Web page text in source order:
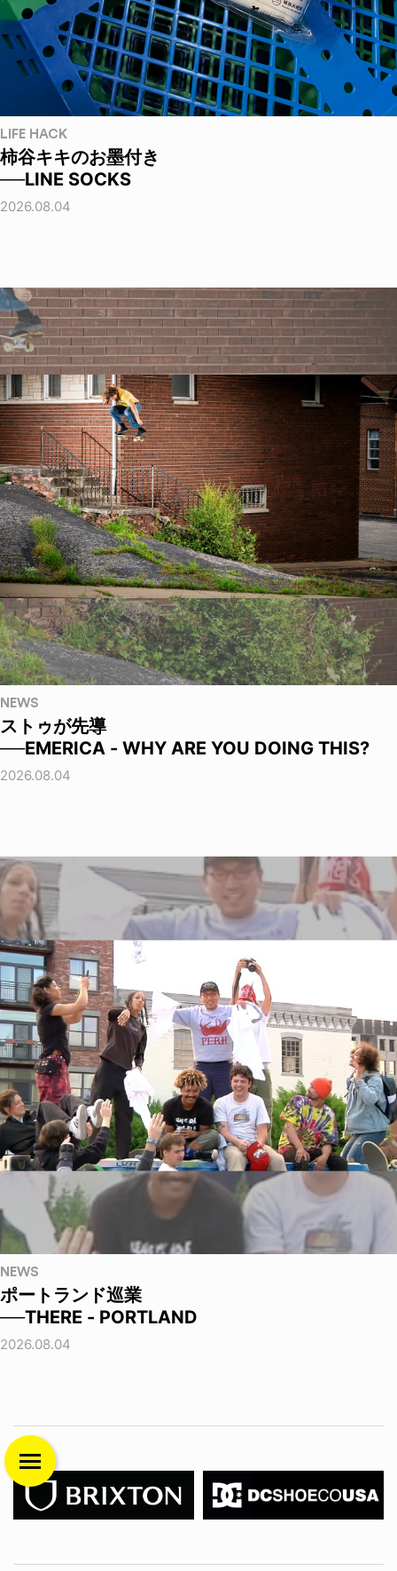
LIFE HACK
柿谷キキのお墨付き
──LINE SOCKS
2026.08.04
NEWS
ストゥが先導
──EMERICA - WHY ARE YOU DOING THIS?
2026.08.04
NEWS
ポートランド巡業
──THERE - PORTLAND
2026.08.04